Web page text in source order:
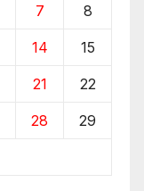
7 8
14 15
21 22
28 29